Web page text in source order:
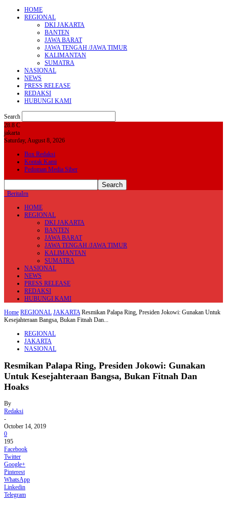
HOME
REGIONAL
DKI JAKARTA
BANTEN
JAWA BARAT
JAWA TENGAH /JAWA TIMUR
KALIMANTAN
SUMATRA
NASIONAL
NEWS
PRESS RELEASE
REDAKSI
HUBUNGI KAMI
Search
28.8 C
jakarta
Saturday, August 8, 2026
Box Redaksi
Kontak Kami
Pedoman Media Siber
BeritaIrn
HOME
REGIONAL
DKI JAKARTA
BANTEN
JAWA BARAT
JAWA TENGAH /JAWA TIMUR
KALIMANTAN
SUMATRA
NASIONAL
NEWS
PRESS RELEASE
REDAKSI
HUBUNGI KAMI
Home REGIONAL JAKARTA Resmikan Palapa Ring, Presiden Jokowi: Gunakan Untuk
Kesejahteraan Bangsa, Bukan Fitnah Dan...
REGIONAL
JAKARTA
NASIONAL
Resmikan Palapa Ring, Presiden Jokowi: Gunakan
Untuk Kesejahteraan Bangsa, Bukan Fitnah Dan
Hoaks
By
Redaksi
-
October 14, 2019
0
195
Facebook
Twitter
Google+
Pinterest
WhatsApp
Linkedin
Telegram